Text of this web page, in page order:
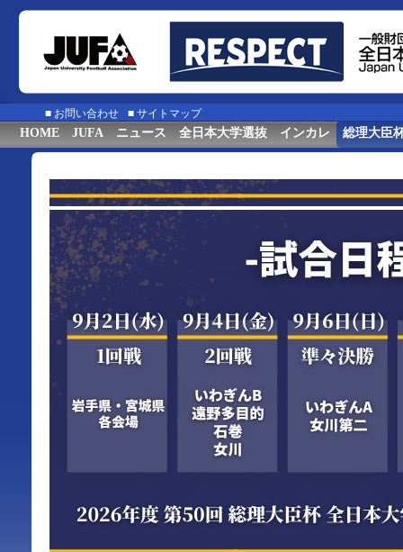
■ お問い合わせ ■ サイトマップ
HOME JUFA ニュース 全日本大学選抜 インカレ 総理大臣